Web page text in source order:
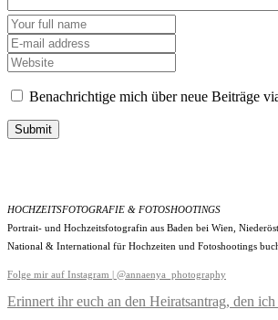
Benachrichtige mich über neue Beiträge
Submit
HOCHZEITSFOTOGRAFIE & FOTOSHOOTINGS
Portrait- und Hochzeitsfotografin aus Baden bei Wien,
National & International für Hochzeiten und Fotoshootings
Folge mir auf Instagram | @annaenya_photography
Erinnert ihr euch an den Heiratsantrag, den